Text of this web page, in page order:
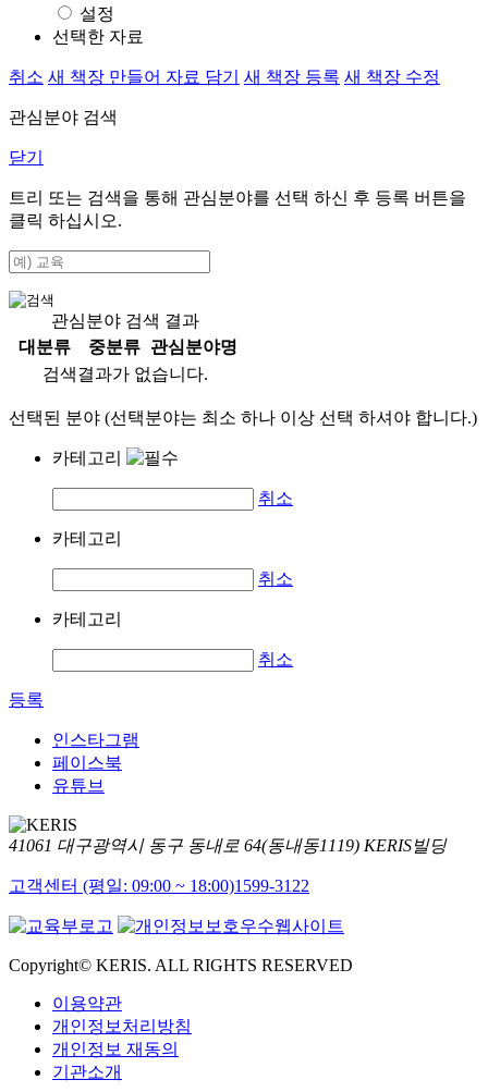
설정
선택한 자료
취소 새 책장 만들어 자료 담기 새 책장 등록 새 책장 수정
관심분야 검색
닫기
트리 또는 검색을 통해 관심분야를 선택 하신 후 등록 버튼을
클릭 하십시오.
관심분야 검색 결과
대분류
중분류
관심분야명
검색결과가 없습니다.
선택된 분야 (선택분야는 최소 하나 이상 선택 하셔야 합니다.)
카테고리
취소
카테고리
취소
카테고리
취소
등록
인스타그램
페이스북
유튜브
41061 대구광역시 동구 동내로 64(동내동1119) KERIS빌딩
고객센터 (평일: 09:00 ~ 18:00)1599-3122
Copyright© KERIS. ALL RIGHTS RESERVED
이용약관
개인정보처리방침
개인정보 재동의
기관소개